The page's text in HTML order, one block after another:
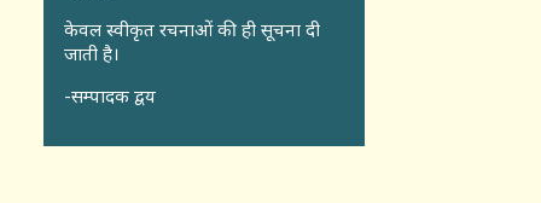
केवल स्वीकृत रचनाओं की ही सूचना दी
जाती है।
-सम्पादक द्वय